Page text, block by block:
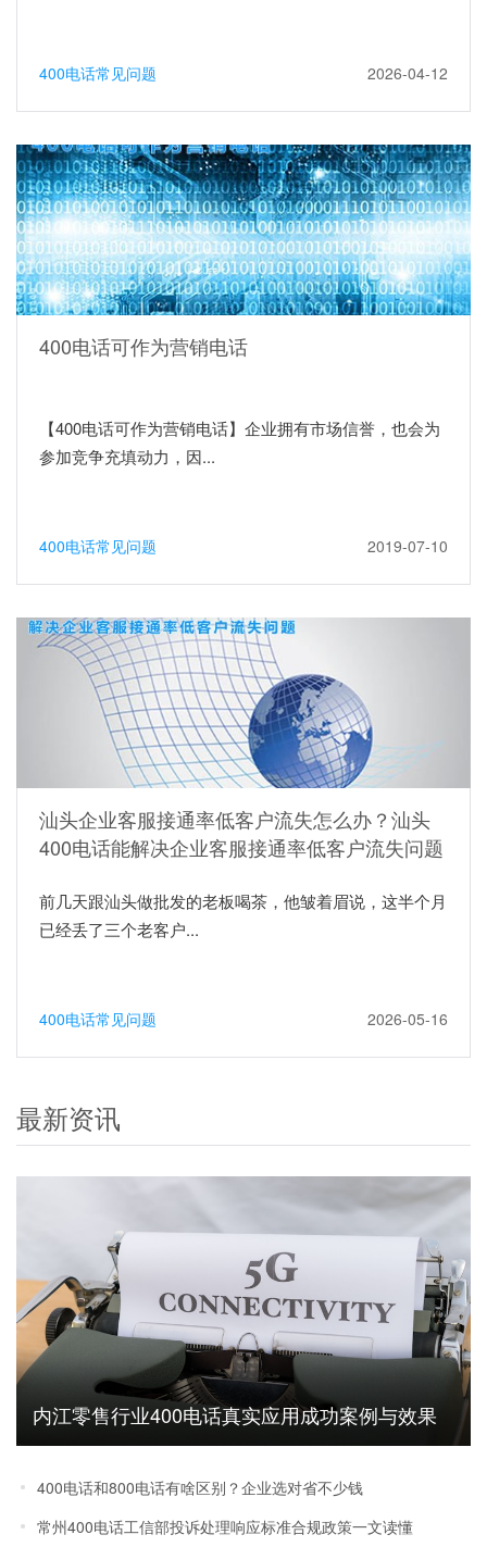
400电话常见问题 2026-04-12
400电话可作为营销电话
【400电话可作为营销电话】企业拥有市场信誉，也会为
参加竞争充填动力，因...
400电话常见问题 2019-07-10
汕头企业客服接通率低客户流失怎么办？汕头
400电话能解决企业客服接通率低客户流失问题
前几天跟汕头做批发的老板喝茶，他皱着眉说，这半个月
已经丢了三个老客户...
400电话常见问题 2026-05-16
最新资讯
内江零售行业400电话真实应用成功案例与效果
数据揭秘
400电话和800电话有啥区别？企业选对省不少钱
常州400电话工信部投诉处理响应标准合规政策一文读懂